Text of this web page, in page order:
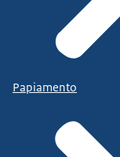
Papiamento